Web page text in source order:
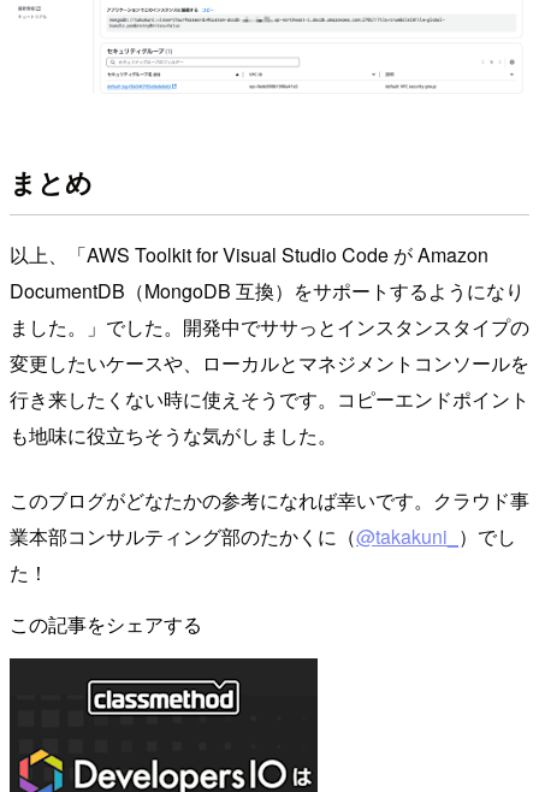
まとめ
以上、「AWS Toolkit for Visual Studio Code が Amazon
DocumentDB（MongoDB 互換）をサポートするようになり
ました。」でした。開発中でササっとインスタンスタイプの
変更したいケースや、ローカルとマネジメントコンソールを
行き来したくない時に使えそうです。コピーエンドポイント
も地味に役立ちそうな気がしました。
このブログがどなたかの参考になれば幸いです。クラウド事
業本部コンサルティング部のたかくに（@takakuni_ ）でし
た！
この記事をシェアする